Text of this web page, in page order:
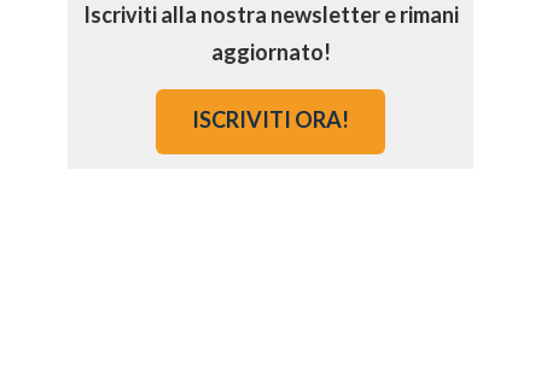
Iscriviti alla nostra newsletter e rimani
aggiornato!
ISCRIVITI ORA!